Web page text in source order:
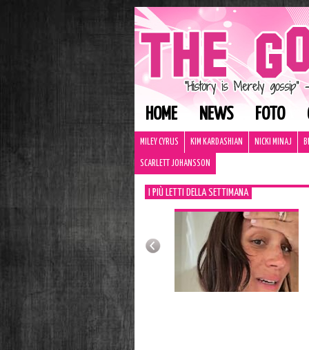
HOME NEWS FOTO
MILEY CYRUS KIM KARDASHIAN NICKI MINAJ
SCARLETT JOHANSSON
I PIÙ LETTI DELLA SETTIMANA